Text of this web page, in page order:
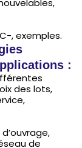
, exemples.
:
des lots,
de